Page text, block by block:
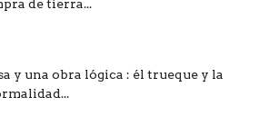
de tierra...
y una obra lógica : él trueque y la